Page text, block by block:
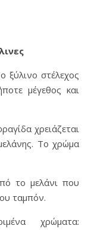
ξύλινο στέλεχος
μέγεθος και
χρειάζεται
Το χρώμα
το μελάνι που
ταμπόν.
χρώματα: